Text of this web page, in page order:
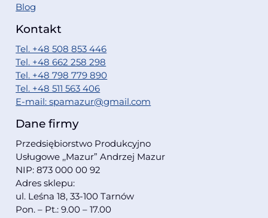
Blog
Kontakt
Tel. +48 508 853 446
Tel. +48 662 258 298
Tel. +48 798 779 890
Tel. +48 511 563 406
E-mail: spamazur@gmail.com
Dane firmy
Przedsiębiorstwo Produkcyjno
Usługowe ,,Mazur” Andrzej Mazur
NIP: 873 000 00 92
Adres sklepu:
ul. Leśna 18, 33-100 Tarnów
Pon. – Pt.: 9.00 – 17.00